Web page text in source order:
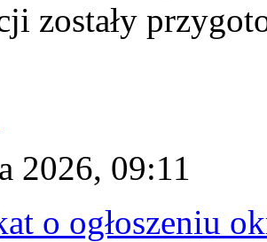
zostały
2026, 09:11
o ogłoszeniu